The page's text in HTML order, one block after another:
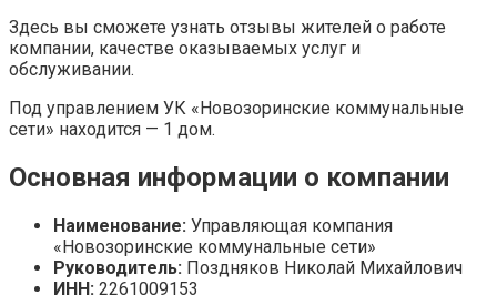
Здесь вы сможете узнать отзывы жителей о работе
компании, качестве оказываемых услуг и
обслуживании.
Под управлением УК «Новозоринские коммунальные
сети» находится — 1 дом.
Основная информации о компании
Наименование: Управляющая компания
«Новозоринские коммунальные сети»
Руководитель: Поздняков Николай Михайлович
ИНН: 2261009153